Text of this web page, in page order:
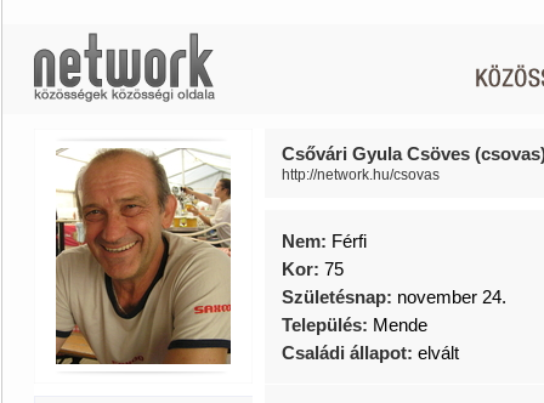
Csővári Gyula Csöves
http://network.hu/csovas
Nem: Férfi
Kor: 75
Születésnap: november 24.
Település: Mende
Családi állapot: elvált